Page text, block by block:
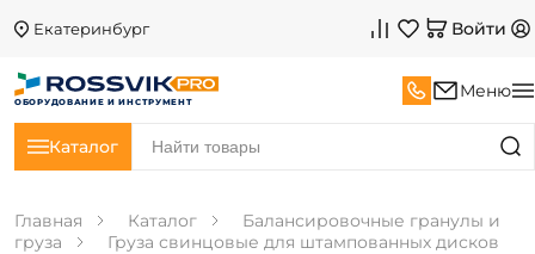
Екатеринбург Войти
ОБОРУДОВАНИЕ И ИНСТРУМЕНТ
Меню
Каталог
Главная Каталог
Балансировочные гранулы и
груза
Груза свинцовые для штампованных дисков